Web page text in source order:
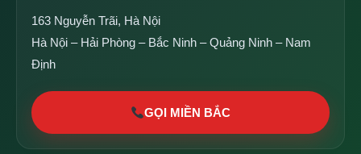
163 Nguyễn Trãi, Hà Nội
Hà Nội – Hải Phòng – Bắc Ninh – Quảng Ninh – Nam
Định
GỌI MIỀN BẮC